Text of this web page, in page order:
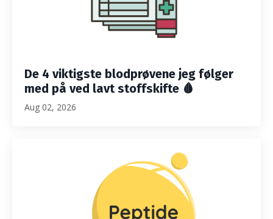
De 4 viktigste blodprøvene jeg følger
med på ved lavt stoffskifte 🩸
Aug 02, 2026